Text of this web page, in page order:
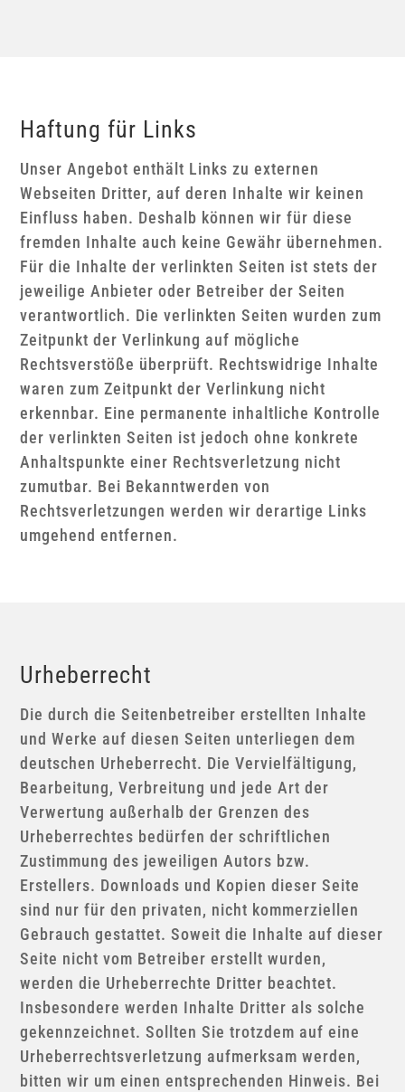
Haftung für Links
Unser Angebot enthält Links zu externen
Webseiten Dritter, auf deren Inhalte wir keinen
Einfluss haben. Deshalb können wir für diese
fremden Inhalte auch keine Gewähr übernehmen.
Für die Inhalte der verlinkten Seiten ist stets der
jeweilige Anbieter oder Betreiber der Seiten
verantwortlich. Die verlinkten Seiten wurden zum
Zeitpunkt der Verlinkung auf mögliche
Rechtsverstöße überprüft. Rechtswidrige Inhalte
waren zum Zeitpunkt der Verlinkung nicht
erkennbar. Eine permanente inhaltliche Kontrolle
der verlinkten Seiten ist jedoch ohne konkrete
Anhaltspunkte einer Rechtsverletzung nicht
zumutbar. Bei Bekanntwerden von
Rechtsverletzungen werden wir derartige Links
umgehend entfernen.
Urheberrecht
Die durch die Seitenbetreiber erstellten Inhalte
und Werke auf diesen Seiten unterliegen dem
deutschen Urheberrecht. Die Vervielfältigung,
Bearbeitung, Verbreitung und jede Art der
Verwertung außerhalb der Grenzen des
Urheberrechtes bedürfen der schriftlichen
Zustimmung des jeweiligen Autors bzw.
Erstellers. Downloads und Kopien dieser Seite
sind nur für den privaten, nicht kommerziellen
Gebrauch gestattet. Soweit die Inhalte auf dieser
Seite nicht vom Betreiber erstellt wurden,
werden die Urheberrechte Dritter beachtet.
Insbesondere werden Inhalte Dritter als solche
gekennzeichnet. Sollten Sie trotzdem auf eine
Urheberrechtsverletzung aufmerksam werden,
bitten wir um einen entsprechenden Hinweis. Bei